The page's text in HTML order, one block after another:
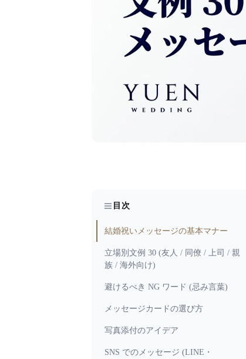
目次
結婚祝いメッセージの基本マナー
立場別文例 30 (友人 / 同僚 / 上司 / 親
族 / 海外向け)
避けるべき NG ワード (忌み言葉)
メッセージカードの選び方
写真添付のアイデア
SNS でのメッセージ (LINE・